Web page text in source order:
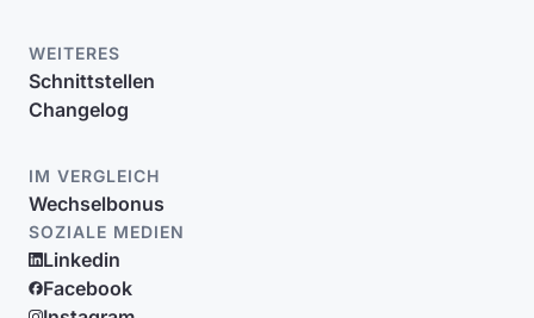
WEITERES
Schnittstellen
Changelog
IM VERGLEICH
Wechselbonus
SOZIALE MEDIEN
Linkedin
Facebook